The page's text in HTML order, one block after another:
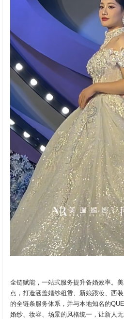
全链赋能，一站式服务提升备婚效率。
点，打造涵盖婚纱租赁、新娘跟妆、西
的全链条服务体系，并与本地知名的
婚纱、妆容、场景的风格统一，让新人